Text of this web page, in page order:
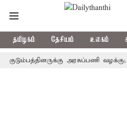
தமிழகம் தேசியம் உலகம்
அரசுப்பணி வழக்கு;